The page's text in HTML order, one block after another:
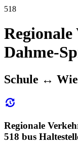
518
Regionale
Dahme-
Schule ↔︎
Regionale
518 bus